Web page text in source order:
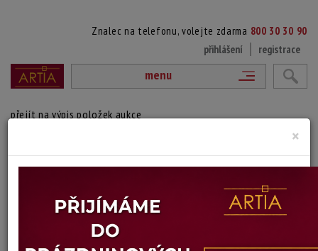
Znalec na telefonu, volejte zdarma 800 30 30 90
přihlášení
registrace
menu
přejít na výpis položek aukce
ZÁTIŠÍ
(1892 Zubří - 1967)
signováno vpravo dole, paspartováno, zaskleno, rámováno
Technika: pastel na kartonu
×